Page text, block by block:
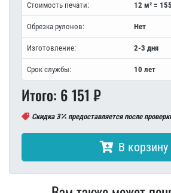
Стоимость печати: 12 м² =
Обрезка рулонов: Нет
Изготовление: 2-3 дня
Срок службы: 10 лет
Итого: 6 151 ₽
Скидка 3 предоставляется после
В корзину